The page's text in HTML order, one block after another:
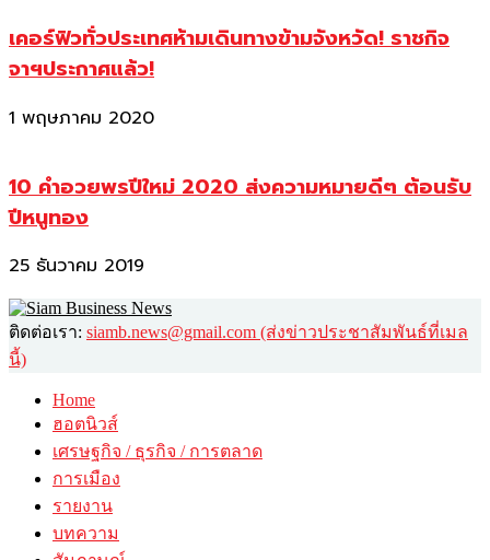
เคอร์ฟิวทั่วประเทศห้ามเดินทางข้ามจังหวัด! ราชกิจ
จาฯประกาศแล้ว!
1 พฤษภาคม 2020
10 คำอวยพรปีใหม่ 2020 ส่งความหมายดีๆ ต้อนรับ
ปีหนูทอง
25 ธันวาคม 2019
ติดต่อเรา: siamb.news@gmail.com (ส่งข่าวประชาสัมพันธ์ที่เมล
นี้)
Home
ฮอตนิวส์
เศรษฐกิจ / ธุรกิจ / การตลาด
การเมือง
รายงาน
บทความ